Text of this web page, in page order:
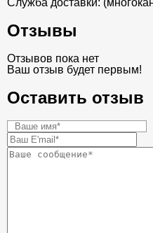
Служба доставки:
Отзывы
Отзывов пока нет
Ваш отзыв будет первым!
Оставить отзыв